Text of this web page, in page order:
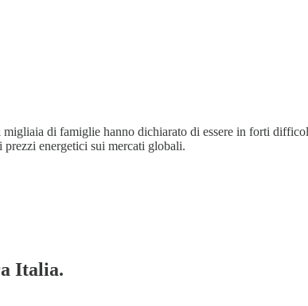
di famiglie hanno dichiarato di essere in forti
prezzi energetici sui mercati globali.
Italia.